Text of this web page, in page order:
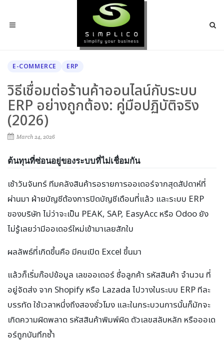
E-COMMERCE ERP
วิธีเชื่อมต่อร้านค้าออนไลน์กับระบบ
ERP อย่างถูกต้อง: คู่มือปฏิบัติจริง
(2026)
March 24, 2026
ต้นทุนที่ซ่อนอยู่ของระบบที่ไม่เชื่อมกัน
เช้าวันจันทร์ ทีมคลังสินค้ารอรายการออเดอร์จากสุดสัปดาห์ที่
ผ่านมา ฝ่ายบัญชีต้องการปิดบัญชีเดือนที่แล้ว และระบบ ERP
ของบริษัท ไม่ว่าจะเป็น PEAK, SAP, EasyAcc หรือ Odoo ยัง
ไม่รู้เลยว่ามีออเดอร์ใหม่เข้ามาเลยสักใบ
ผลลัพธ์ที่เกิดขึ้นคือ มีคนเปิด Excel ขึ้นมา
แล้วก็เริ่มก๊อปข้อมูล เลขออเดอร์ ชื่อลูกค้า รหัสสินค้า จำนวน ที่
อยู่จัดส่ง จาก Shopify หรือ Lazada ไปวางในระบบ ERP ทีละ
บรรทัด ใช้เวลาหนึ่งถึงสองชั่วโมง และในกระบวนการนั้นก็มักจะ
เกิดความผิดพลาด รหัสสินค้าพิมพ์ผิด ตัวเลขสลับหลัก หรือออเด
อร์ถูกบันทึกซ้ำ